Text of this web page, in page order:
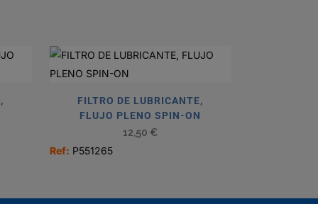
FILTRO DE LUBRICANTE,
FLUJO PLENO SPIN-ON
12,50 €
Ref: P551265